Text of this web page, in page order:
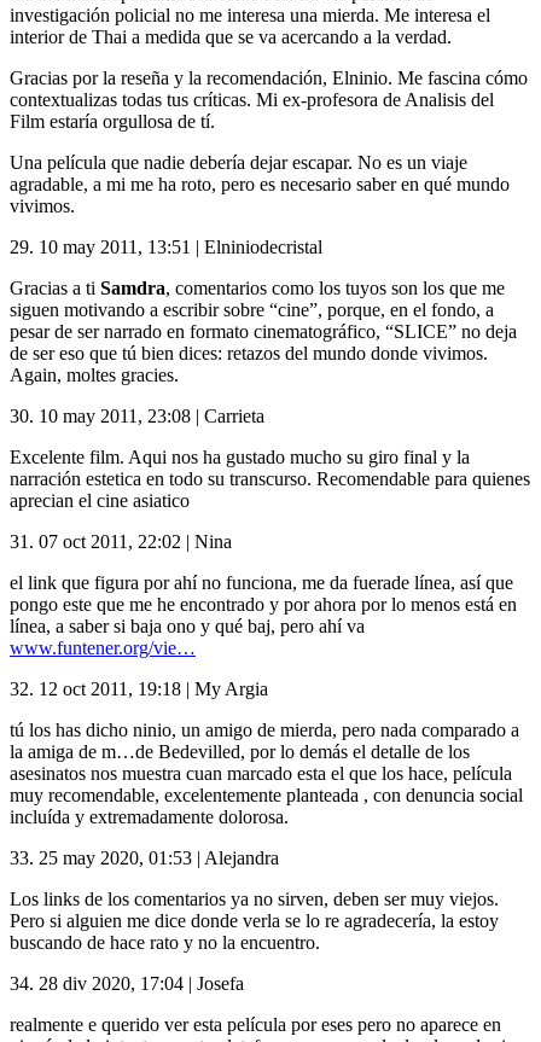
investigación policial no me interesa una mierda. Me interesa el
interior de Thai a medida que se va acercando a la verdad.
Gracias por la reseña y la recomendación, Elninio. Me fascina cómo
contextualizas todas tus críticas. Mi ex-profesora de Analisis del
Film estaría orgullosa de tí.
Una película que nadie debería dejar escapar. No es un viaje
agradable, a mi me ha roto, pero es necesario saber en qué mundo
vivimos.
29. 10 may 2011, 13:51 | Elniniodecristal
Gracias a ti Samdra, comentarios como los tuyos son los que me
siguen motivando a escribir sobre “cine”, porque, en el fondo, a
pesar de ser narrado en formato cinematográfico, “SLICE” no deja
de ser eso que tú bien dices: retazos del mundo donde vivimos.
Again, moltes gracies.
30. 10 may 2011, 23:08 | Carrieta
Excelente film. Aqui nos ha gustado mucho su giro final y la
narración estetica en todo su transcurso. Recomendable para quienes
aprecian el cine asiatico
31. 07 oct 2011, 22:02 | Nina
el link que figura por ahí no funciona, me da fuerade línea, así que
pongo este que me he encontrado y por ahora por lo menos está en
línea, a saber si baja ono y qué baj, pero ahí va
www.funtener.org/vie…
32. 12 oct 2011, 19:18 | My Argia
tú los has dicho ninio, un amigo de mierda, pero nada comparado a
la amiga de m…de Bedevilled, por lo demás el detalle de los
asesinatos nos muestra cuan marcado esta el que los hace, película
muy recomendable, excelentemente planteada , con denuncia social
incluída y extremadamente dolorosa.
33. 25 may 2020, 01:53 | Alejandra
Los links de los comentarios ya no sirven, deben ser muy viejos.
Pero si alguien me dice donde verla se lo re agradecería, la estoy
buscando de hace rato y no la encuentro.
34. 28 div 2020, 17:04 | Josefa
realmente e querido ver esta película por eses pero no aparece en